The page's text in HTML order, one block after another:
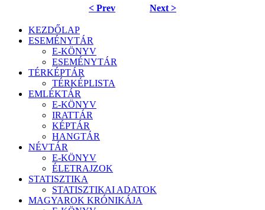
< Prev Next >
KEZDŐLAP
ESEMÉNYTÁR
E-KÖNYV
ESEMÉNYTÁR
TÉRKÉPTÁR
TÉRKÉPLISTA
EMLÉKTÁR
E-KÖNYV
IRATTÁR
KÉPTÁR
HANGTÁR
NÉVTÁR
E-KÖNYV
ÉLETRAJZOK
STATISZTIKA
STATISZTIKAI ADATOK
MAGYAROK KRÓNIKÁJA